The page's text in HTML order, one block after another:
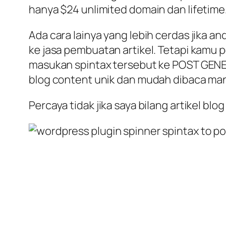
hanya $24 unlimited domain dan
Ada cara lainya yang lebih cerdas jika
ke jasa pembuatan artikel. Tetapi
masukan spintax tersebut ke POST
blog content unik dan mudah dibaca
Percaya tidak jika saya bilang artikel